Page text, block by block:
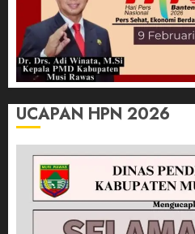
UCAPAN HPN 2026